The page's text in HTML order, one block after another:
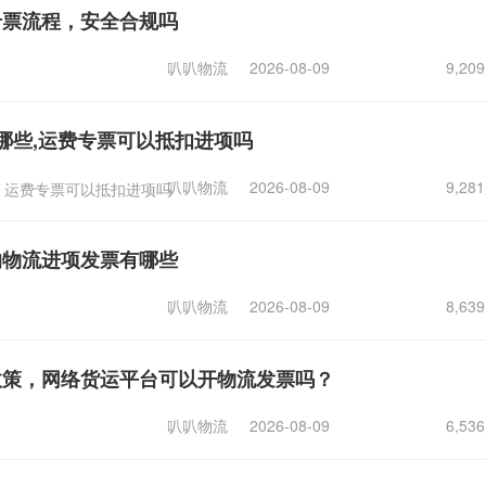
流程，安全合规吗
叭叭物流 2026-08-09
些,运费专票可以抵扣进项吗
运费专票可以抵扣进项吗叭叭物流 2026-08-09
流进项发票有哪些
叭叭物流 2026-08-09
，网络货运平台可以开物流发票吗？
叭叭物流 2026-08-09